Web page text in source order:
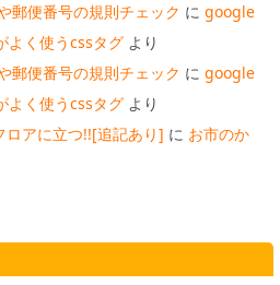
郵便番号の規則チェック に google
よく使うcssタグ より
郵便番号の規則チェック に google
よく使うcssタグ より
ロアに立つ!![追記あり] に お市のか